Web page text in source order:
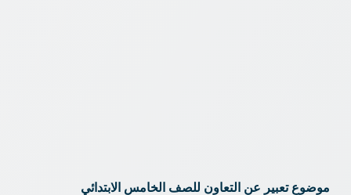
موضوع تعبير عن التعاون للصف الخامس الابتدائي